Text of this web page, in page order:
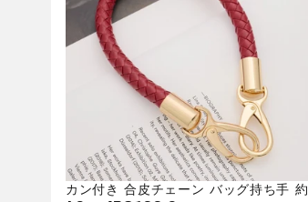
カン付き 合皮チェーン バッグ持ち手 約